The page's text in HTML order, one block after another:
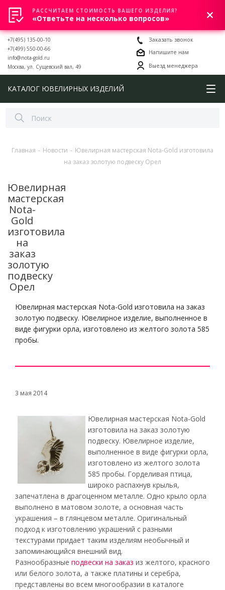
0
+7(495) 135-00-10
+7(499) 550-00-66
info@nota-gold.ru
Москва, ул. Сущевский вал, 49
Заказать звонок
Напишите нам
Выезд менеджера
КАТАЛОГ ЮВЕЛИРНЫХ ИЗДЕЛИЙ
Главная - Новости - Ювелирная мастерская Nota-Gold изготовила
на заказ золотую подвеску Орел
Ювелирная
мастерская
Nota-
Gold
изготовила
на
заказ
золотую
подвеску
Орел
Ювелирная мастерская Nota-Gold изготовила на заказ
золотую подвеску. Ювелирное изделие, выполненное в
виде фигурки орла, изготовлено из желтого золота 585
пробы.
3 мая 2014
Ювелирная мастерская Nota-Gold
изготовила на заказ золотую
подвеску. Ювелирное изделие,
выполненное в виде фигурки орла,
изготовлено из желтого золота
585 пробы. Горделивая птица,
широко распахнув крылья,
запечатлена в драгоценном металле. Одно крыло орла
выполнено в матовом золоте, а основная часть
украшения – в глянцевом металле. Оригинальный
подход к изготовлению украшений с разными
текстурами придает таким изделиям необычный и
запоминающийся внешний вид.
Разнообразные подвески на заказ из желтого, красного
или белого золота, а также платины и серебра,
представлены во всем многообразии в каталоге
РАССЧИТАЕМ СТОИМОСТЬ ВАШЕГО ИЗДЕЛИЯ?
«Ответьте на несколько вопросов»